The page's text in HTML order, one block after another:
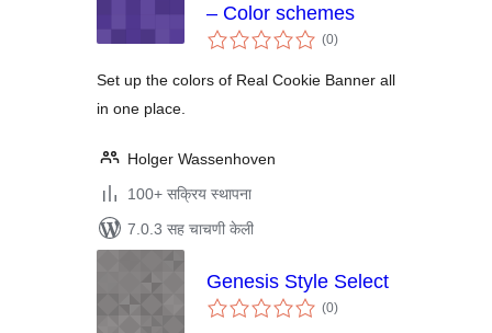
– Color schemes
(0एकूण
मूल्यांकन
)
Set up the colors of Real Cookie Banner all
in one place.
Holger Wassenhoven
100+ सक्रिय स्थापना
7.0.3 सह चाचणी केली
Genesis Style Select
(0एकूण
मूल्यांकन
)